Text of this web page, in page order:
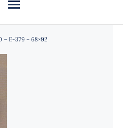
Toggle
Navigation
– E-379 – 68×92